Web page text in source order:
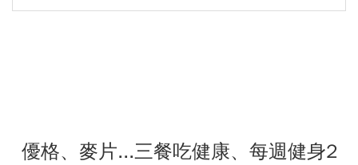
優格、麥片...三餐吃健康、每週健身2